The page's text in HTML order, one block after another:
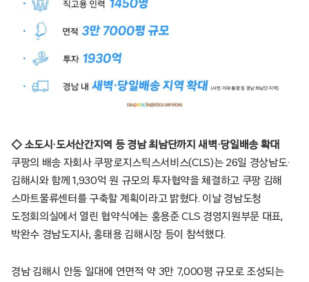
◇ 소도시·도서산간지역 등 경남 최남단까지 새벽·당일배송 확대
쿠팡의 배송 자회사 쿠팡로지스틱스서비스(CLS)는 26일 경상남도·
김해시와 함께 1,930억 원 규모의 투자협약을 체결하고 쿠팡 김해
스마트물류센터를 구축할 계획이라고 밝혔다. 이날 경남도청
도정회의실에서 열린 협약식에는 홍용준 CLS 경영지원부문 대표,
박완수 경남도지사, 홍태용 김해시장 등이 참석했다.
경남 김해시 안동 일대에 연면적 약 3만 7,000평 규모로 조성되는